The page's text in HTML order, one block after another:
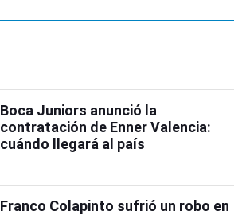
Boca Juniors anunció la
contratación de Enner Valencia:
cuándo llegará al país
Franco Colapinto sufrió un robo en